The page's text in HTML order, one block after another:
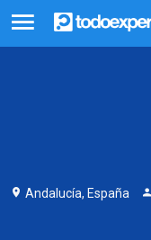
Andalucía, España